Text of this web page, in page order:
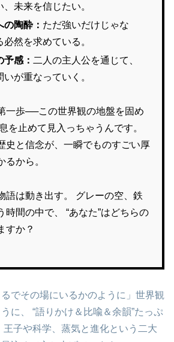
未来を信じたい。
陶酔： ただ強いだけじゃな
然を求めている。
感： 二人の主人公を通じて、
が重なっていく。
一歩──この世界観の地盤を固め
を止めて見入っちゃうんです。
史と信念が、一瞬でものすごい厚
るから。
語は動き出す。 グレーの空、鉄
時間の中で、 “あなた”はどちらの
すか？
るでその場にいるかのように」世界観
に、 “語りかけ＆比喩＆余韻”たっぷ
王子や科学、蒸気と進化という二大